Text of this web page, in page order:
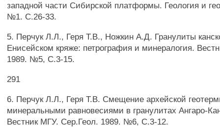
западной части Сибирской платформы. Геология и
№1. С.26-33.
5. Перчук Л.Л., Геря Т.В., Ножкин А.Д. Гранулиты
Енисейском кряже: петрография и минералогия.
1989. №5, С.3-15.
291
6. Перчук Л.Л., Геря T.B. Смещение архейской
минеральными равновесиями в гранулитах Ангаро-
Вестник МГУ. Сер.Геол. 1989. №6, С.3-12.